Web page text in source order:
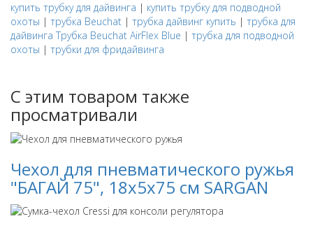
купить трубку для дайвинга | купить трубку для подводной
охоты | трубка Beuchat | трубка дайвинг купить | трубка для
дайвинга Трубка Beuchat AirFlex Blue | трубка для подводной
охоты | трубки для фридайвинга
С этим товаром также
просматривали
Чехол для пневматического ружья
"БАГАЙ 75", 18х5х75 см SARGAN